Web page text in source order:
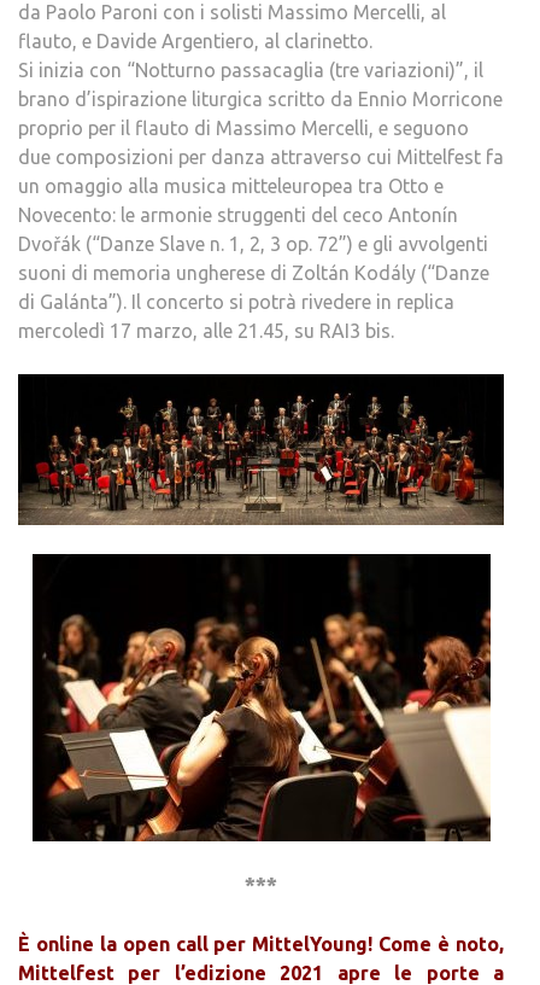
da Paolo Paroni con i solisti Massimo Mercelli, al
flauto, e Davide Argentiero, al clarinetto.
Si inizia con “Notturno passacaglia (tre variazioni)”, il
brano d’ispirazione liturgica scritto da Ennio Morricone
proprio per il flauto di Massimo Mercelli, e seguono
due composizioni per danza attraverso cui Mittelfest fa
un omaggio alla musica mitteleuropea tra Otto e
Novecento: le armonie struggenti del ceco Antonín
Dvořák (“Danze Slave n. 1, 2, 3 op. 72”) e gli avvolgenti
suoni di memoria ungherese di Zoltán Kodály (“Danze
di Galánta”). Il concerto si potrà rivedere in replica
mercoledì 17 marzo, alle 21.45, su RAI3 bis.
***
È online la open call per MittelYoung! Come è noto,
Mittelfest per l’edizione 2021 apre le porte a